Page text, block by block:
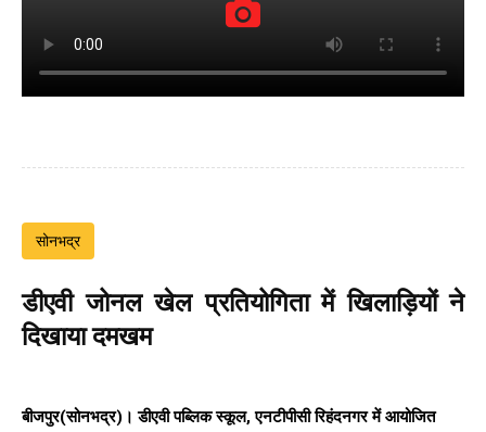
सोनभद्र
डीएवी जोनल खेल प्रतियोगिता में खिलाड़ियों ने
दिखाया दमखम
बीजपुर(सोनभद्र)। डीएवी पब्लिक स्कूल, एनटीपीसी रिहंदनगर में आयोजित